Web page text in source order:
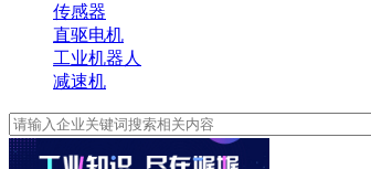
传感器
直驱电机
工业机器人
减速机